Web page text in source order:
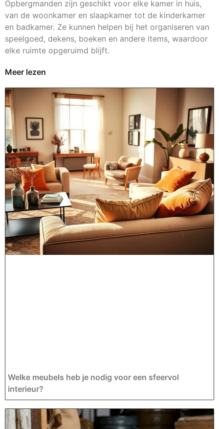
Opbergmanden zijn geschikt voor elke kamer in huis,
van de woonkamer en slaapkamer tot de kinderkamer
en badkamer. Ze kunnen helpen bij het organiseren van
speelgoed, dekens, boeken en andere items, waardoor
elke ruimte opgeruimd blijft.
Meer lezen
Welke meubels heb je nodig voor een sfeervol
interieur?